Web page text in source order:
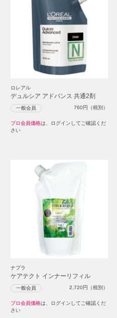
ロレアル
デュルシア アドバンス 共通2剤
一般会員 760円（税別）
プロ会員価格は、ログインしてご確認くだ
さい
ナプラ
ケアテクト インナーリフィル
一般会員 2,720円（税別）
プロ会員価格は、ログインしてご確認くだ
さい